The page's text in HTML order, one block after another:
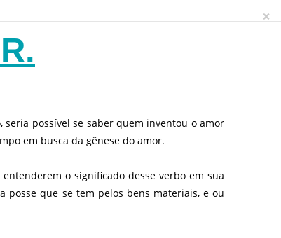
×
possível se saber quem inventou o amor
em busca da gênese do amor.
o significado desse verbo em sua
posse que se tem pelos bens materiais, e ou